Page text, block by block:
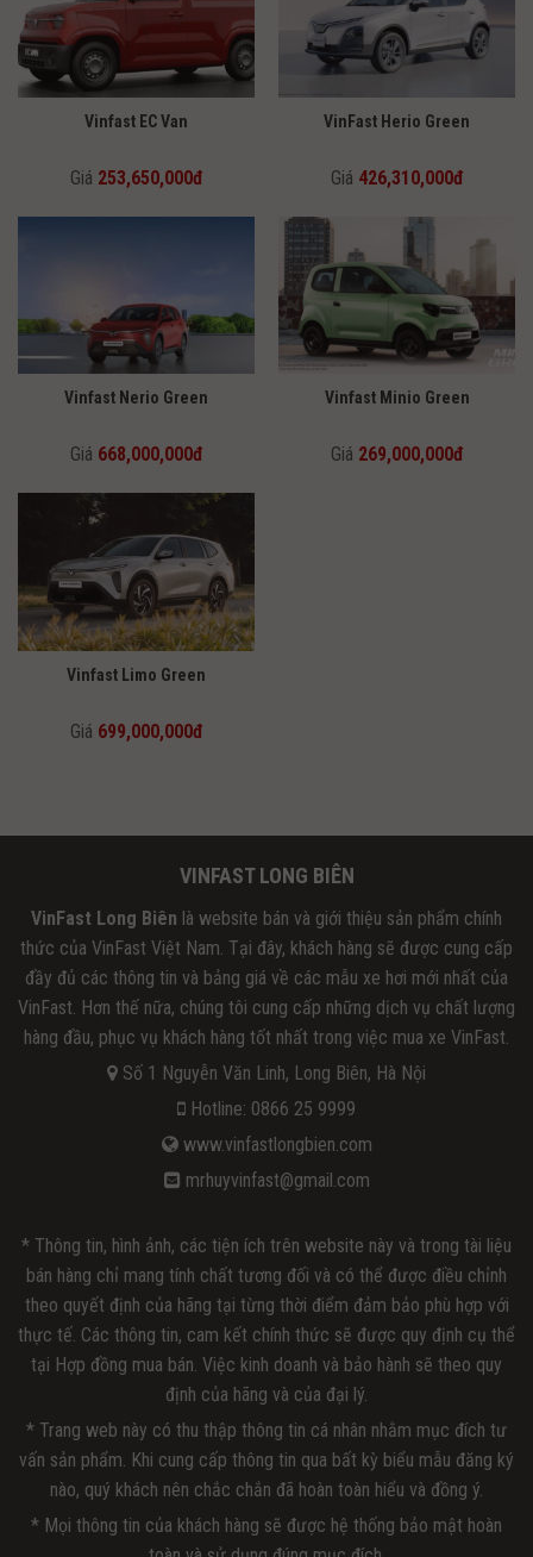
Vinfast EC Van
Giá 253,650,000đ
VinFast Herio Green
Giá 426,310,000đ
Vinfast Nerio Green
Giá 668,000,000đ
Vinfast Minio Green
Giá 269,000,000đ
Vinfast Limo Green
Giá 699,000,000đ
VINFAST LONG BIÊN
VinFast Long Biên là website bán và giới thiệu sản phẩm chính
thức của VinFast Việt Nam. Tại đây, khách hàng sẽ được cung cấp
đầy đủ các thông tin và bảng giá về các mẫu xe hơi mới nhất của
VinFast. Hơn thế nữa, chúng tôi cung cấp những dịch vụ chất lượng
hàng đầu, phục vụ khách hàng tốt nhất trong việc mua xe VinFast.
Số 1 Nguyễn Văn Linh, Long Biên, Hà Nội
Hotline: 0866 25 9999
www.vinfastlongbien.com
mrhuyvinfast@gmail.com
* Thông tin, hình ảnh, các tiện ích trên website này và trong tài liệu
bán hàng chỉ mang tính chất tương đối và có thể được điều chỉnh
theo quyết định của hãng tại từng thời điểm đảm bảo phù hợp với
thực tế. Các thông tin, cam kết chính thức sẽ được quy định cụ thể
tại Hợp đồng mua bán. Việc kinh doanh và bảo hành sẽ theo quy
định của hãng và của đại lý.
* Trang web này có thu thập thông tin cá nhân nhằm mục đích tư
vấn sản phẩm. Khi cung cấp thông tin qua bất kỳ biểu mẫu đăng ký
nào, quý khách nên chắc chắn đã hoàn toàn hiểu và đồng ý.
* Mọi thông tin của khách hàng sẽ được hệ thống bảo mật hoàn